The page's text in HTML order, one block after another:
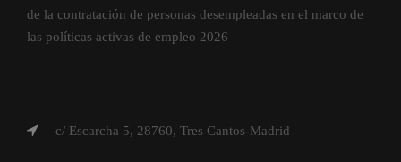
de la contratación de personas desempleadas en el marco de
las políticas activas de empleo 2026
c/ Escarcha 5, 28760, Tres Cantos-Madrid